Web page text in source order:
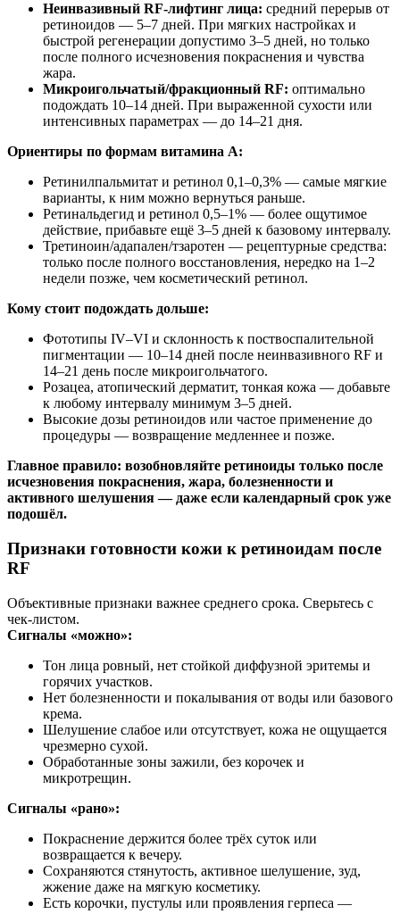
Неинвазивный RF‑лифтинг лица: средний перерыв от
ретиноидов — 5–7 дней. При мягких настройках и
быстрой регенерации допустимо 3–5 дней, но только
после полного исчезновения покраснения и чувства
жара.
Микроигольчатый/фракционный RF: оптимально
подождать 10–14 дней. При выраженной сухости или
интенсивных параметрах — до 14–21 дня.
Ориентиры по формам витамина A:
Ретинилпальмитат и ретинол 0,1–0,3% — самые мягкие
варианты, к ним можно вернуться раньше.
Ретинальдегид и ретинол 0,5–1% — более ощутимое
действие, прибавьте ещё 3–5 дней к базовому интервалу.
Третиноин/адапален/тзаротен — рецептурные средства:
только после полного восстановления, нередко на 1–2
недели позже, чем косметический ретинол.
Кому стоит подождать дольше:
Фототипы IV–VI и склонность к поствоспалительной
пигментации — 10–14 дней после неинвазивного RF и
14–21 день после микроигольчатого.
Розацеа, атопический дерматит, тонкая кожа — добавьте
к любому интервалу минимум 3–5 дней.
Высокие дозы ретиноидов или частое применение до
процедуры — возвращение медленнее и позже.
Главное правило: возобновляйте ретиноиды только после
исчезновения покраснения, жара, болезненности и
активного шелушения — даже если календарный срок уже
подошёл.
Признаки готовности кожи к ретиноидам после
RF
Объективные признаки важнее среднего срока. Сверьтесь с
чек‑листом.
Сигналы «можно»:
Тон лица ровный, нет стойкой диффузной эритемы и
горячих участков.
Нет болезненности и покалывания от воды или базового
крема.
Шелушение слабое или отсутствует, кожа не ощущается
чрезмерно сухой.
Обработанные зоны зажили, без корочек и
микротрещин.
Сигналы «рано»:
Покраснение держится более трёх суток или
возвращается к вечеру.
Сохраняются стянутость, активное шелушение, зуд,
жжение даже на мягкую косметику.
Есть корочки, пустулы или проявления герпеса —